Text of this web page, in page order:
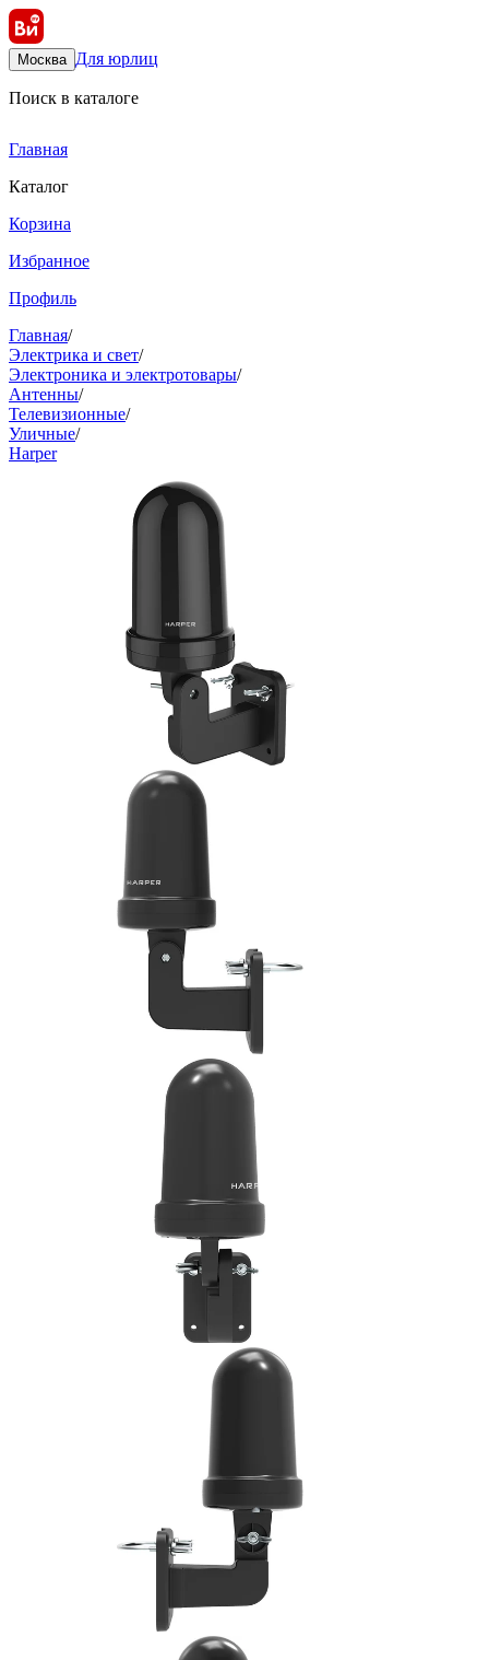
Москва Для юрлиц
Поиск в каталоге
Главная
Каталог
Корзина
Избранное
Профиль
Главная/
Электрика и свет/
Электроника и электротовары/
Антенны/
Телевизионные/
Уличные/
Harper